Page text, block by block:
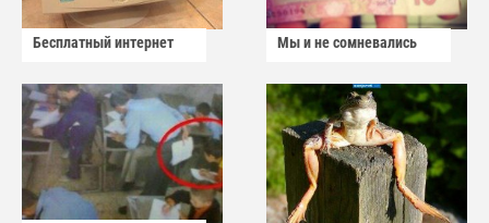
Бесплатный интернет Мы и не сомневались